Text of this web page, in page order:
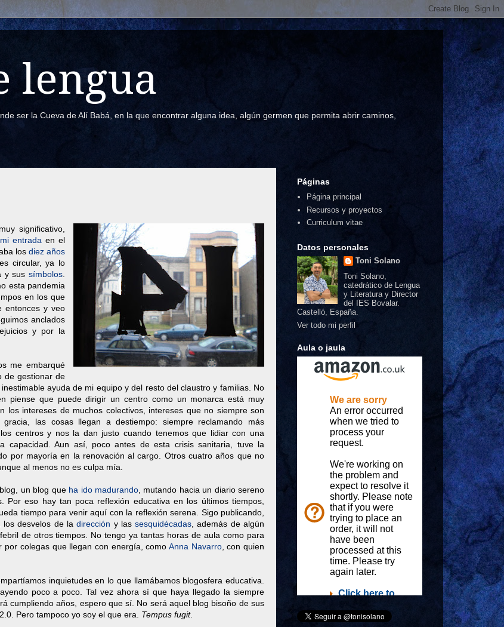
lengua
ser la Cueva de Alí Babá, en la que encontrar alguna idea, algún germen que permita abrir caminos,
significativo,
entrada en el
los diez años
circular, ya lo
y sus símbolos
esta pandemia
en los que
entonces y veo
anclados
y por la
me embarqué
de gestionar de
ayuda de mi equipo y del resto del claustro y familias. No
piense que puede dirigir un centro como un monarca está muy
los intereses de muchos colectivos, intereses que no siempre son
las cosas llegan a destiempo: siempre reclamando más
centros y nos la dan justo cuando tenemos que lidiar con una
capacidad. Aun así, poco antes de esta crisis sanitaria, tuve la
por mayoría en la renovación al cargo. Otros cuatro años que no
al menos no es culpa mía.
un blog que ha ido madurando, mutando hacia un diario sereno
eso hay tan poca reflexión educativa en los últimos tiempos,
tiempo para venir aquí con la reflexión serena. Sigo publicando,
los desvelos de ladirección y lassesquidécadas , además de algún
de otros tiempos. No tengo ya tantas horas de aula como para
por colegas que llegan con energía, como Anna Navarro, con quien
inquietudes en lo que llamábamos blogosfera educativa.
poco a poco. Tal vez ahora sí que haya llegado la siempre
cumpliendo años, espero que sí. No será aquel blog bisoño de sus
Pero tampoco yo soy el que era. Tempus fugit.
Páginas
Página principal
Recursos y proyectos
Curriculum vitae
Datos personales
Toni Solano
Toni Solano,
catedrático de Lengua
y Literatura y Director
del IES Bovalar.
Castelló, España.
Ver todo mi perfil
Aula o jaula